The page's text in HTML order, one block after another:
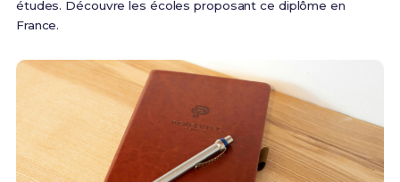
études. Découvre les écoles proposant ce diplôme en
France.